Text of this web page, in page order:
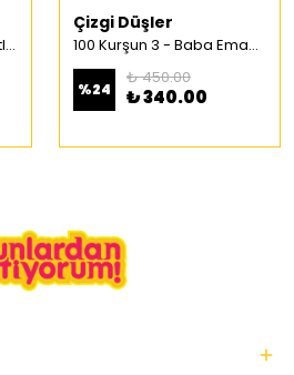
100 Kurşun 2 – Anlık Fırsatlar Türkçe Çizgi Roman
Çizgi Düşler
100 Kurşun 3 - Baba Emaneti Türkçe Çizgi Roman
%24
₺ 450.00
₺ 340.00